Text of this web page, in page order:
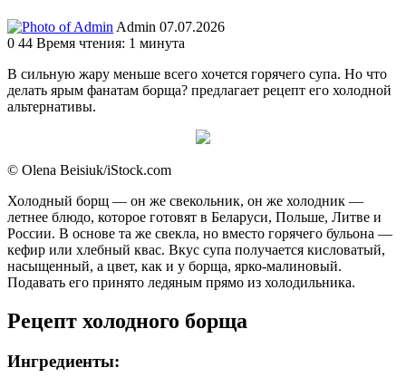
Admin Send
an
07.07.2026
0 44 Время чтения: 1 минута
В сильную жару меньше всего хочется горячего супа. Но что
делать ярым фанатам борща? предлагает рецепт его холодной
альтернативы.
© Olena Beisiuk/iStock.com
Холодный борщ — он же свекольник, он же холодник —
летнее блюдо, которое готовят в Беларуси, Польше, Литве и
России. В основе та же свекла, но вместо горячего бульона —
кефир или хлебный квас. Вкус супа получается кисловатый,
насыщенный, а цвет, как и у борща, ярко-малиновый.
Подавать его принято ледяным прямо из холодильника.
Рецепт холодного борща
Ингредиенты: